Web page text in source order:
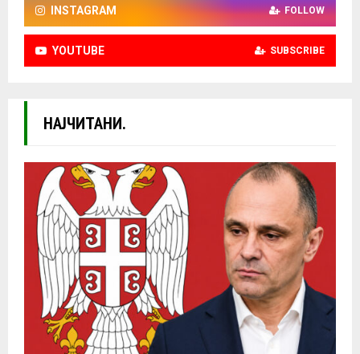
INSTAGRAM FOLLOW
YOUTUBE SUBSCRIBE
НАЈЧИТАНИ.